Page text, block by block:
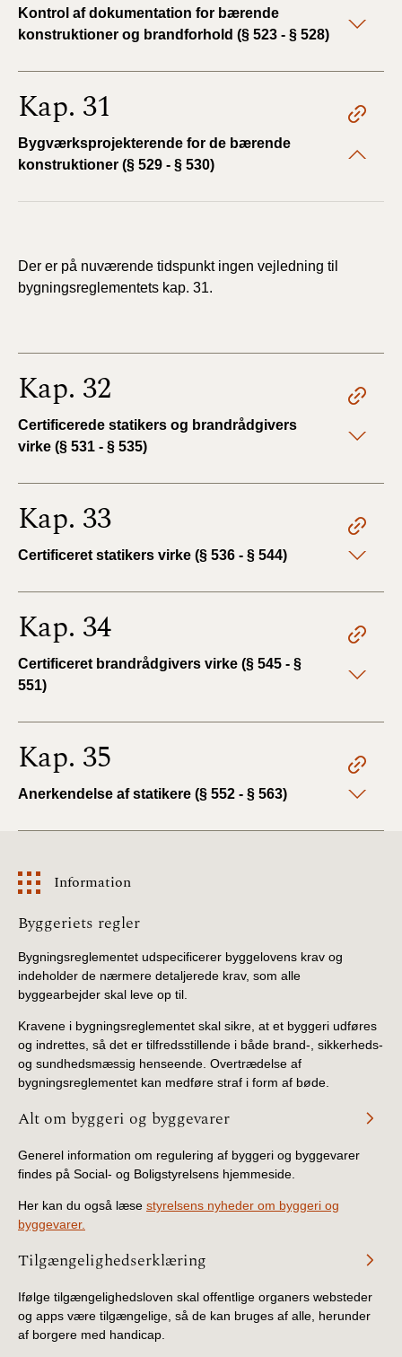
Kontrol af dokumentation for bærende
konstruktioner og brandforhold (§ 523 - § 528)
Kap. 31
Bygværksprojekterende for de bærende
konstruktioner (§ 529 - § 530)
Der er på nuværende tidspunkt ingen vejledning til
bygningsreglementets kap. 31.
Kap. 32
Certificerede statikers og brandrådgivers
virke (§ 531 - § 535)
Kap. 33
Certificeret statikers virke (§ 536 - § 544)
Kap. 34
Certificeret brandrådgivers virke (§ 545 - §
551)
Kap. 35
Anerkendelse af statikere (§ 552 - § 563)
Information
Information
Byggeriets regler
Bygningsreglementet udspecificerer byggelovens krav og
indeholder de nærmere detaljerede krav, som alle
byggearbejder skal leve op til.
Kravene i bygningsreglementet skal sikre, at et byggeri udføres
og indrettes, så det er tilfredsstillende i både brand-, sikkerheds-
og sundhedsmæssig henseende. Overtrædelse af
bygningsreglementet kan medføre straf i form af bøde.
Alt om byggeri og byggevarer
Generel information om regulering af byggeri og byggevarer
findes på Social- og Boligstyrelsens hjemmeside.
Her kan du også læse styrelsens nyheder om byggeri og
byggevarer.
Tilgængelighedserklæring
Ifølge tilgængelighedsloven skal offentlige organers websteder
og apps være tilgængelige, så de kan bruges af alle, herunder
af borgere med handicap.